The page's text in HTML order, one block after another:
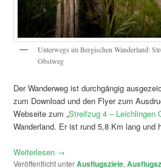
Unterwegs im Bergischen Wanderland:
Obstweg
Der Wanderweg ist durchgängig
zum Download und den Flyer zum
Webseite zum „Streifzug 4 – Leichlingen
Wanderland. Er ist rund 5,8 Km lang und
Weiterlesen →
Veröffentlicht unterAusflugsziele,